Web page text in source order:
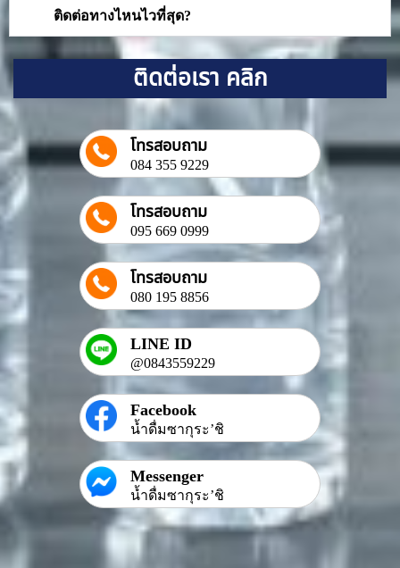
ติดต่อทางไหนไวที่สุด?
ติดต่อเรา คลิก
โทรสอบถาม
084 355 9229
โทรสอบถาม
095 669 0999
โทรสอบถาม
080 195 8856
LINE ID
@0843559229
Facebook
น้ำดื่มซากุระ’ชิ
Messenger
น้ำดื่มซากุระ’ชิ